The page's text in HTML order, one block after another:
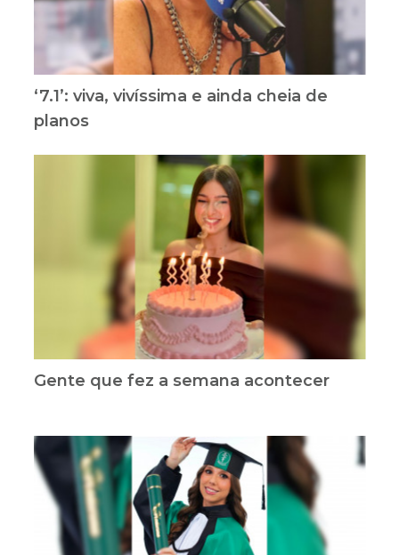
‘7.1’: viva, vivíssima e ainda cheia de
planos
Gente que fez a semana acontecer